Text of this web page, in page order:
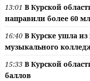
13:01 В Курской
направили более 60
16:40 В Курске ушла
музыкального
15:33 В Курской
баллов